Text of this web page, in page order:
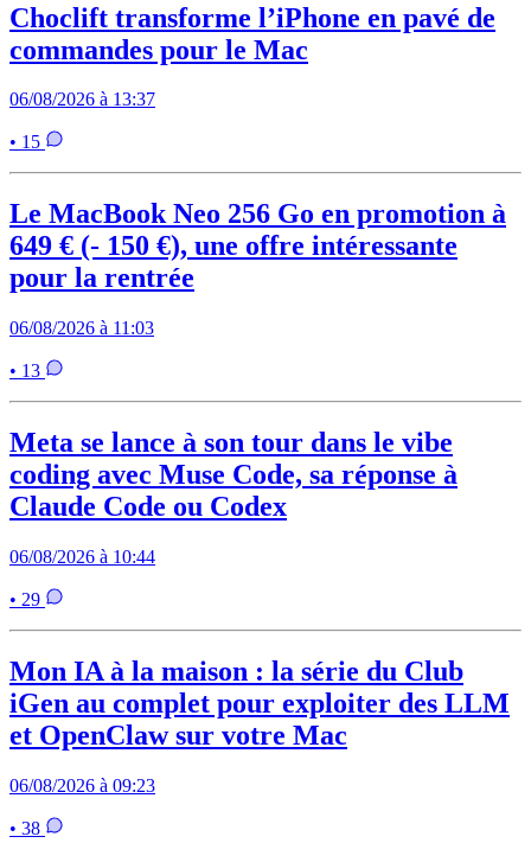
Choclift transforme l’iPhone en pavé de
commandes pour le Mac
06/08/2026 à 13:37
• 15
Le MacBook Neo 256 Go en promotion à
649 € (- 150 €), une offre intéressante
pour la rentrée
06/08/2026 à 11:03
• 13
Meta se lance à son tour dans le vibe
coding avec Muse Code, sa réponse à
Claude Code ou Codex
06/08/2026 à 10:44
• 29
Mon IA à la maison : la série du Club
iGen au complet pour exploiter des LLM
et OpenClaw sur votre Mac
06/08/2026 à 09:23
• 38